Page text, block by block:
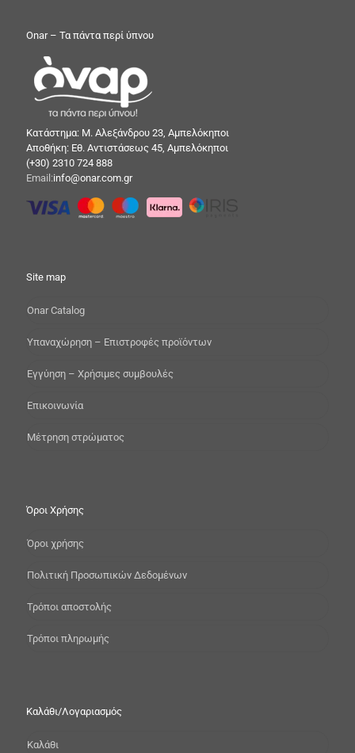
Onar – Τα πάντα περί ύπνου
Κατάστημα: Μ. Αλεξάνδρου 23, Αμπελόκηποι
Αποθήκη: Εθ. Αντιστάσεως 45, Αμπελόκηποι
(+30) 2310 724 888
Email:info@onar.com.gr
Site map
Onar Catalog
Yπαναχώρηση – Επιστροφές προϊόντων
Εγγύηση – Χρήσιμες συμβουλές
Επικοινωνία
Μέτρηση στρώματος
Όροι Χρήσης
Όροι χρήσης
Πολιτική Προσωπικών Δεδομένων
Τρόποι αποστολής
Τρόποι πληρωμής
Καλάθι/Λογαριασμός
Καλάθι